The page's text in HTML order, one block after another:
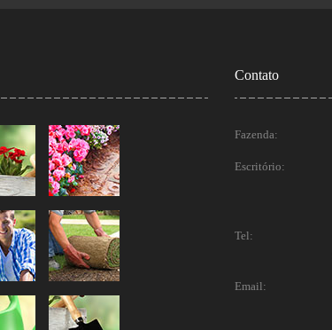
Contato
Fazenda:
Escritório:
Tel:
Email: